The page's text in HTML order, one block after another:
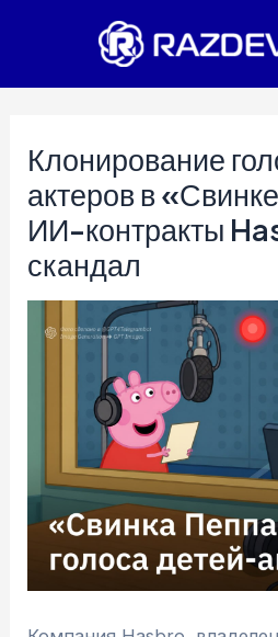
Клонирование
актеров в
ИИ-контракты
скандал